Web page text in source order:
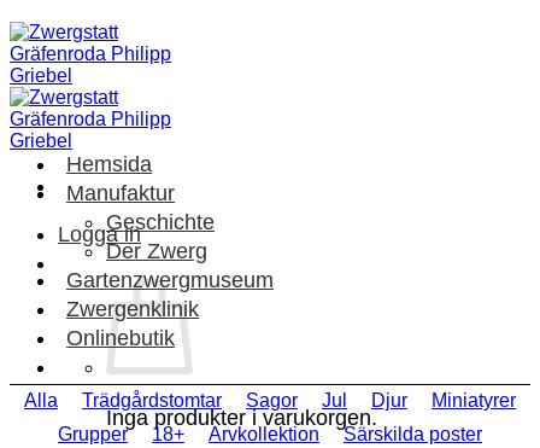
Skip
to
content
Logga in
Inga produkter i varukorgen.
Hemsida
Manufaktur
Geschichte
Der Zwerg
Gartenzwergmuseum
Zwergenklinik
Onlinebutik
Alla Trädgårdstomtar Sagor Jul Djur
Miniatyrer
Grupper
18+ Arvkollektion Särskilda poster